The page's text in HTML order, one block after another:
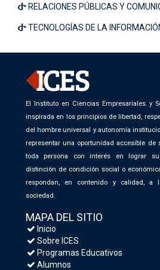
RELACIONES PÚBLICAS Y
TECNOLOGÍAS DE LA
El Instituto en Ciencias Empresariales y
inspirada en los principios de libertad,
del hombre universal y autonomía
representar una oportunidad accesible de
toda persona con interés en lograr
distinción de condición social o
respondan, en contenido y calidad, a
sociedad.
MAPA DEL SITIO
Inicio
Sobre ICES
Programas Educativos
Alumnos